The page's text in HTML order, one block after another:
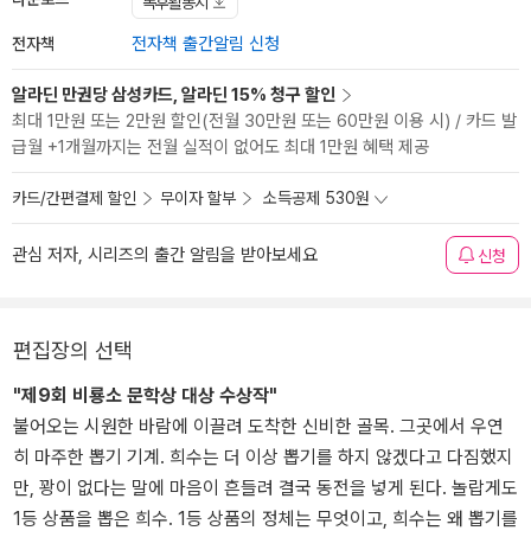
전자책 전자책 출간알림 신청
알라딘 만권당 삼성카드, 알라딘 15% 청구 할인
최대 1만원 또는 2만원 할인(전월 30만원 또는 60만원 이용 시) / 카드 발
급월 +1개월까지는 전월 실적이 없어도 최대 1만원 혜택 제공
카드/간편결제 할인 무이자 할부 소득공제 530원
관심 저자, 시리즈의 출간 알림을 받아보세요 신청
편집장의 선택
"제9회 비룡소 문학상 대상 수상작"
불어오는 시원한 바람에 이끌려 도착한 신비한 골목. 그곳에서 우연
히 마주한 뽑기 기계. 희수는 더 이상 뽑기를 하지 않겠다고 다짐했지
만, 꽝이 없다는 말에 마음이 흔들려 결국 동전을 넣게 된다. 놀랍게도
1등 상품을 뽑은 희수. 1등 상품의 정체는 무엇이고, 희수는 왜 뽑기를